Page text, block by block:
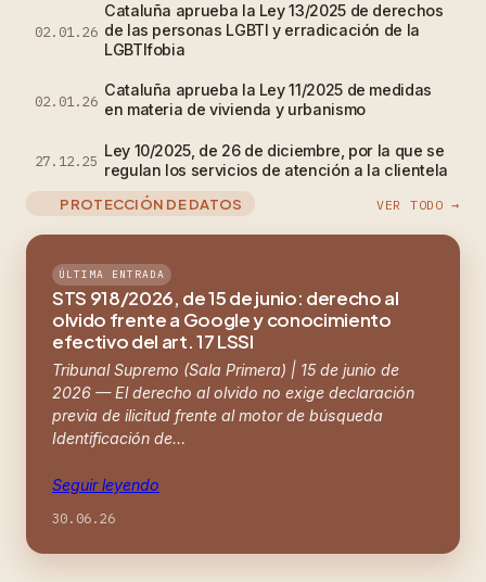
02.01.26
Cataluña aprueba la Ley 13/2025 de derechos
de las personas LGBTI y erradicación de la
LGBTIfobia
02.01.26
Cataluña aprueba la Ley 11/2025 de medidas
en materia de vivienda y urbanismo
27.12.25
Ley 10/2025, de 26 de diciembre, por la que se
regulan los servicios de atención a la clientela
PROTECCIÓN DE DATOS
VER TODO →
ÚLTIMA ENTRADA
STS 918/2026, de 15 de junio: derecho al
olvido frente a Google y conocimiento
efectivo del art. 17 LSSI
Tribunal Supremo (Sala Primera) | 15 de junio de
2026 — El derecho al olvido no exige declaración
previa de ilicitud frente al motor de búsqueda
Identificación de…
Seguir leyendo
30.06.26